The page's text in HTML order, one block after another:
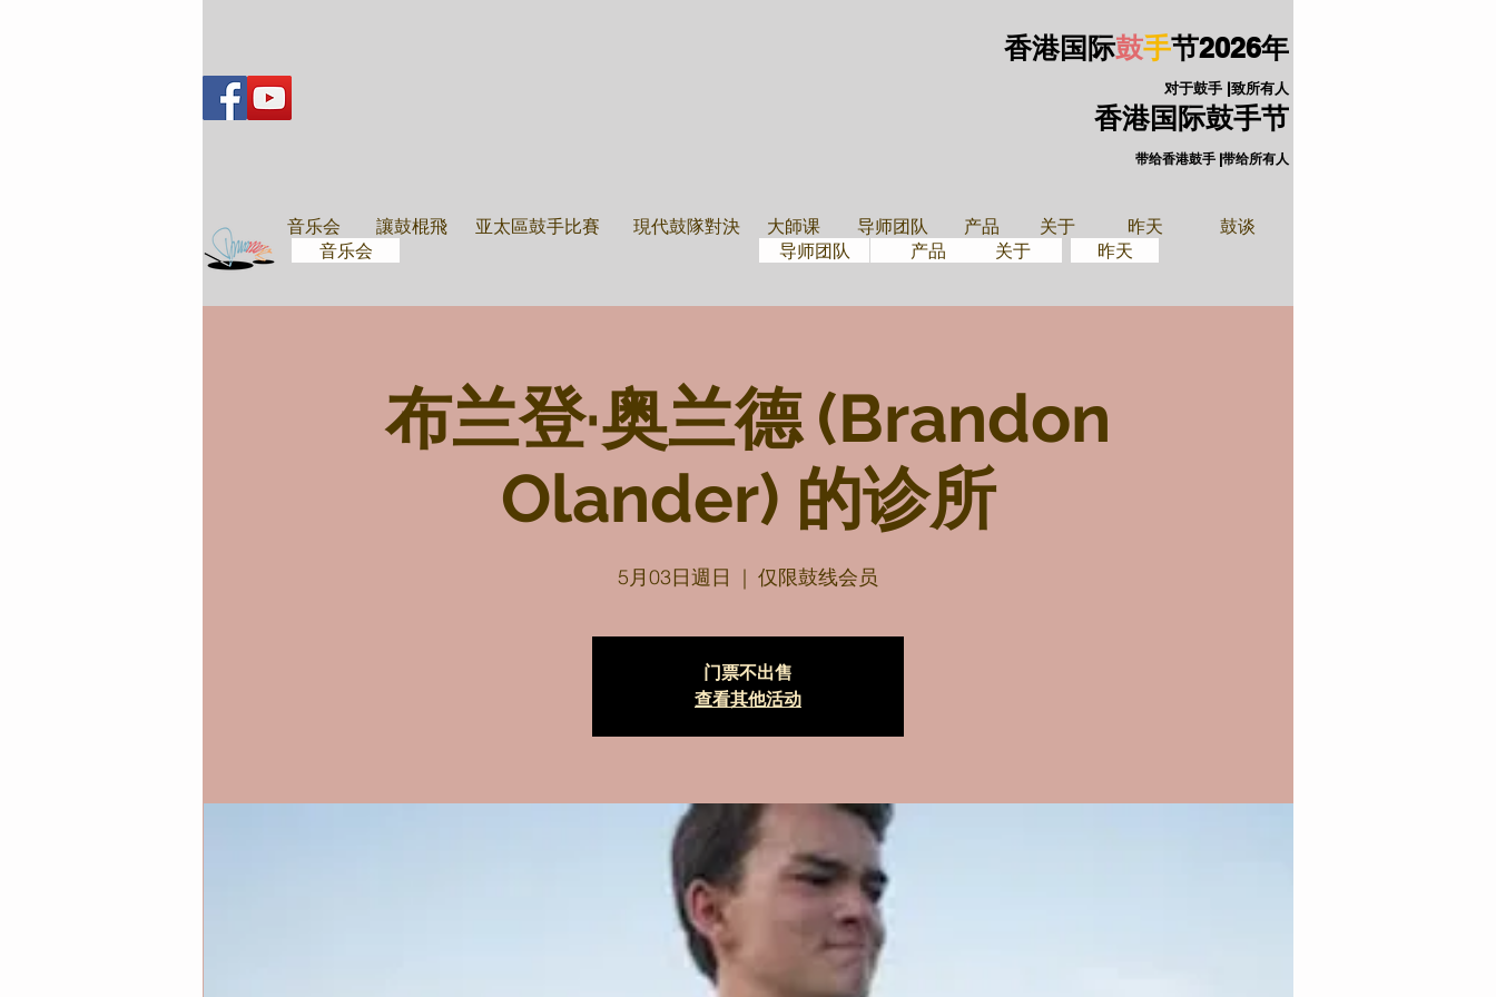
音乐会
音乐会
音乐会 讓鼓棍飛
香港国际鼓手节2026年
对于鼓手 |致所有人
香港国际鼓手节
带给香港鼓手 |带给所有人
亚太區鼓手比賽
导师团队
产品 关于 昨天
大學班 导师团隊 鼓手装备 关于
导师团队 产品 关于 昨天 鼓谈
現代鼓隊對決 大師课
布兰登·奥兰德 (Brandon
Olander) 的诊所
5月03日週日
  |
仅限鼓线会员
门票不出售
查看其他活动